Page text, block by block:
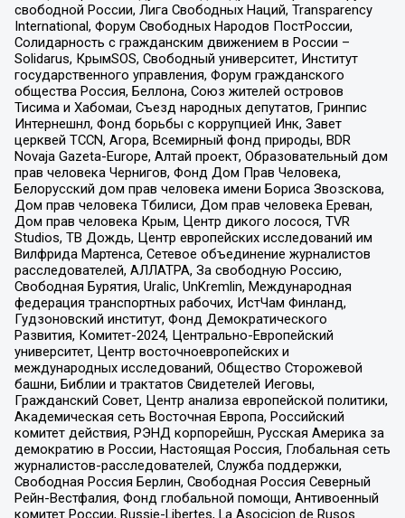
свободной России, Лига Свободных Наций, Transparеncy
International, Форум Свободных Народов ПостРоссии,
Солидарность с гражданским движением в России –
Solidarus, КрымSOS, Свободный университет, Институт
государственного управления, Форум гражданского
общества Россия, Беллона, Союз жителей островов
Тисима и Хабомаи, Съезд народных депутатов, Гринпис
Интернешнл, Фонд борьбы с коррупцией Инк, Завет
церквей TCCN, Агора, Всемирный фонд природы, BDR
Novaja Gazeta-Europe, Алтай проект, Образовательный дом
прав человека Чернигов, Фонд Дом Прав Человека,
Белорусский дом прав человека имени Бориса Звозскова,
Дом прав человека Тбилиси, Дом прав человека Ереван,
Дом прав человека Крым, Центр дикого лосося, TVR
Studios, ТВ Дождь, Центр европейских исследований им
Вилфрида Мартенса, Сетевое объединение журналистов
расследователей, АЛЛАТРА, За свободную Россию,
Свободная Бурятия, Uralic, UnKremlin, Международная
федерация транспортных рабочих, ИстЧам Финланд,
Гудзоновский институт, Фонд Демократического
Развития, Комитет-2024, Центрально-Европейский
университет, Центр восточноевропейских и
международных исследований, Общество Сторожевой
башни, Библии и трактатов Свидетелей Иеговы,
Гражданский Совет, Центр анализа европейской политики,
Академическая сеть Восточная Европа, Российский
комитет действия, РЭНД корпорейшн, Русская Америка за
демократию в России, Настоящая Россия, Глобальная сеть
журналистов-расследователей, Служба поддержки,
Свободная Россия Берлин, Свободная Россия Северный
Рейн-Вестфалия, Фонд глобальной помощи, Антивоенный
комитет России, Russie-Libertes, La Asocicion de Rusos